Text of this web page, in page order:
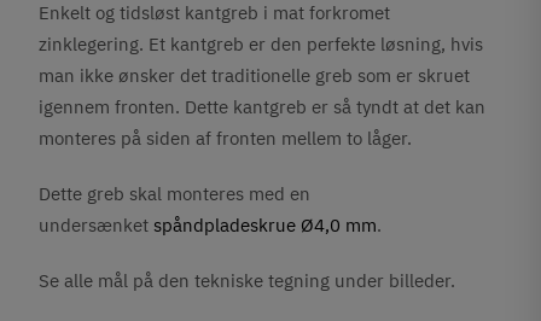
Enkelt og tidsløst kantgreb i mat forkromet
zinklegering. Et kantgreb er den perfekte løsning, hvis
man ikke ønsker det traditionelle greb som er skruet
igennem fronten. Dette kantgreb er så tyndt at det kan
monteres på siden af fronten mellem to låger.
Dette greb skal monteres med en
undersænketspåndpladeskrue Ø4,0 mm.
Se alle mål på den tekniske tegning under billeder.